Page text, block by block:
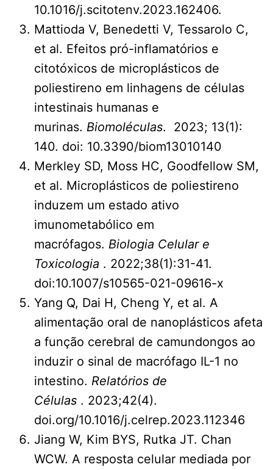
10.1016/j.scitotenv.2023.162406.
Mattioda V, Benedetti V, Tessarolo C,
et al. Efeitos pró-inflamatórios e
citotóxicos de microplásticos de
poliestireno em linhagens de células
intestinais humanas e
murinas. Biomoléculas. 2023; 13(1):
140. doi: 10.3390/biom13010140
Merkley SD, Moss HC, Goodfellow SM,
et al. Microplásticos de poliestireno
induzem um estado ativo
imunometabólico em
macrófagos. Biologia Celular e
Toxicologia . 2022;38(1):31-41.
doi:10.1007/s10565-021-09616-x
Yang Q, Dai H, Cheng Y, et al. A
alimentação oral de nanoplásticos afeta
a função cerebral de camundongos ao
induzir o sinal de macrófago IL-1 no
intestino. Relatórios de
Células . 2023;42(4).
doi.org/10.1016/j.celrep.2023.112346
Jiang W, Kim BYS, Rutka JT. Chan
WCW. A resposta celular mediada por